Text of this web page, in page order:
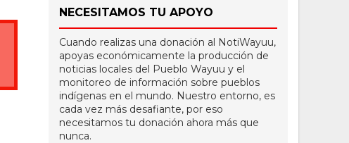
NECESITAMOS TU APOYO
Cuando realizas una donación al NotiWayuu,
apoyas económicamente la producción de
noticias locales del Pueblo Wayuu y el
monitoreo de información sobre pueblos
indígenas en el mundo. Nuestro entorno, es
cada vez más desafiante, por eso
necesitamos tu donación ahora más que
nunca.